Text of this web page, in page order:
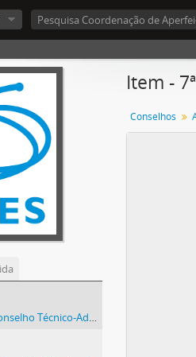
Administrativo (CTA) 1974-1981
Item -
Conselhos